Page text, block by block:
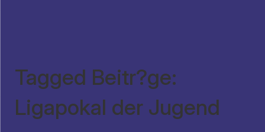
Tagged Beitr?ge:
Ligapokal der Jugend